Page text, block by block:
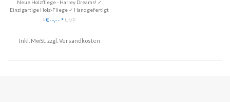
Neue Holzfliege - Harley Dreams! ✓
Einzigartige Holz-Fliege ✓ Handgefertigt
aus Echtholz ✓ Stilvoll & Nachhaltig ♥ Gratis
*€--,-- * UVP
Inkl. MwSt. zzgl. Versandkosten